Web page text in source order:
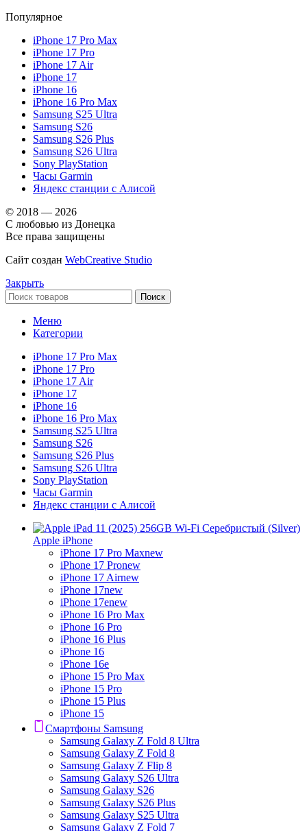
Популярное
iPhone 17 Pro Max
iPhone 17 Pro
iPhone 17 Air
iPhone 17
iPhone 16
iPhone 16 Pro Max
Samsung S25 Ultra
Samsung S26
Samsung S26 Plus
Samsung S26 Ultra
Sony PlayStation
Часы Garmin
Яндекс станции с Алисой
© 2018 — 2026
С любовью из Донецка
Все права защищены
Сайт создан WebCreative Studio
Закрыть
Поиск
Меню
Категории
iPhone 17 Pro Max
iPhone 17 Pro
iPhone 17 Air
iPhone 17
iPhone 16
iPhone 16 Pro Max
Samsung S25 Ultra
Samsung S26
Samsung S26 Plus
Samsung S26 Ultra
Sony PlayStation
Часы Garmin
Яндекс станции с Алисой
Apple iPhone
iPhone 17 Pro Maxnew
iPhone 17 Pronew
iPhone 17 Airnew
iPhone 17new
iPhone 17enew
iPhone 16 Pro Max
iPhone 16 Pro
iPhone 16 Plus
iPhone 16
iPhone 16e
iPhone 15 Pro Max
iPhone 15 Pro
iPhone 15 Plus
iPhone 15
Смартфоны Samsung
Samsung Galaxy Z Fold 8 Ultra
Samsung Galaxy Z Fold 8
Samsung Galaxy Z Flip 8
Samsung Galaxy S26 Ultra
Samsung Galaxy S26
Samsung Galaxy S26 Plus
Samsung Galaxy S25 Ultra
Samsung Galaxy Z Fold 7